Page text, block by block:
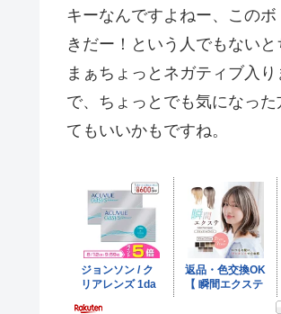
キーなんですよねー、この
きだー！という人でもない
まぁちょっとネガティブ入
で、ちょっとでも気になっ
てもいいかもですね。